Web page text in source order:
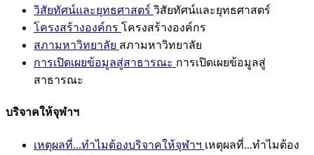
วิสัยทัศน์และยุทธศาสตร์ วิสัยทัศน์และยุทธศาสตร์
โครงสร้างองค์กร โครงสร้างองค์กร
สภามหาวิทยาลัย สภามหาวิทยาลัย
การเปิดเผยข้อมูลสู่สาธารณะ การเปิดเผยข้อมูลสู่
สาธารณะ
บริจาคให้จุฬาฯ
เหตุผลที่...ทำไมต้องบริจาคให้จุฬาฯ เหตุผลที่...ทำไมต้อง